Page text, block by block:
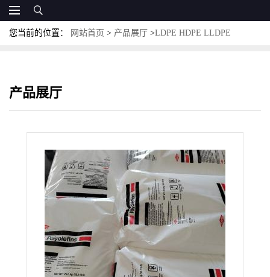
您当前的位置： 网站首页 > 产品展厅 >LDPE HDPE LLDPE
产品展厅